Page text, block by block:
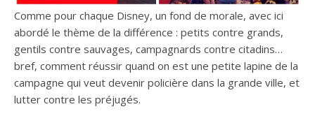
Comme pour chaque Disney, un fond de morale, avec ici
abordé le thème de la différence : petits contre grands,
gentils contre sauvages, campagnards contre citadins…
bref, comment réussir quand on est une petite lapine de la
campagne qui veut devenir policière dans la grande ville, et
lutter contre les préjugés.